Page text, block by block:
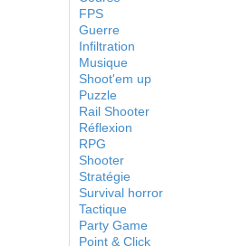
FPS
Guerre
Infiltration
Musique
Shoot'em up
Puzzle
Rail Shooter
Réflexion
RPG
Shooter
Stratégie
Survival horror
Tactique
Party Game
Point & Click